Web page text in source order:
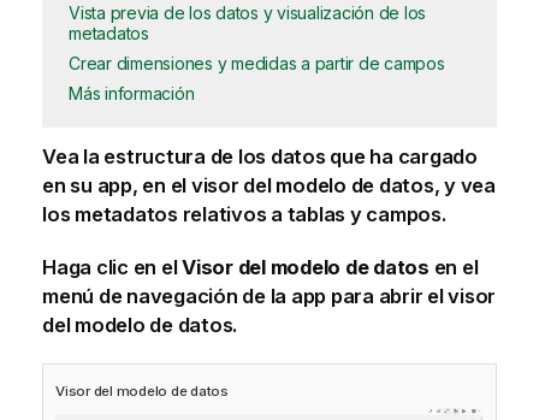
Vista previa de los datos y visualización de los
metadatos
Crear dimensiones y medidas a partir de campos
Más información
Vea la estructura de los datos que ha cargado
en su app, en el visor del modelo de datos, y vea
los metadatos relativos a tablas y campos.
Haga clic en elVisor del modelo de datos en el
menú de navegación de la app para abrir el visor
del modelo de datos.
Visor del modelo de datos